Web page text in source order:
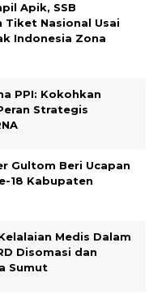
Apik, SSB
Tiket Nasional Usai
Indonesia Zona
PPI: Kokohkan
Strategis
Gultom Beri Ucapan
18 Kabupaten
Medis Dalam
Disomasi dan
Sumut